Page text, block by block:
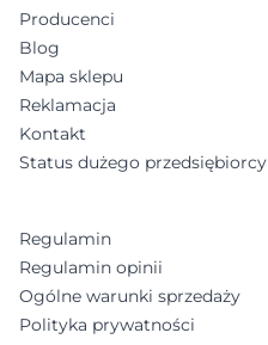
Producenci
Blog
Mapa sklepu
Reklamacja
Kontakt
Status dużego przedsiębiorcy
Regulamin
Regulamin opinii
Ogólne warunki sprzedaży
Polityka prywatności